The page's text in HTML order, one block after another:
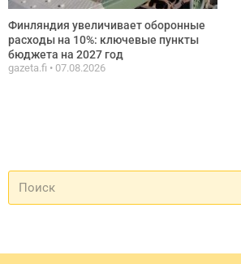
Финляндия увеличивает оборонные
расходы на 10%: ключевые пункты
бюджета на 2027 год
gazeta.fi 07.08.2026